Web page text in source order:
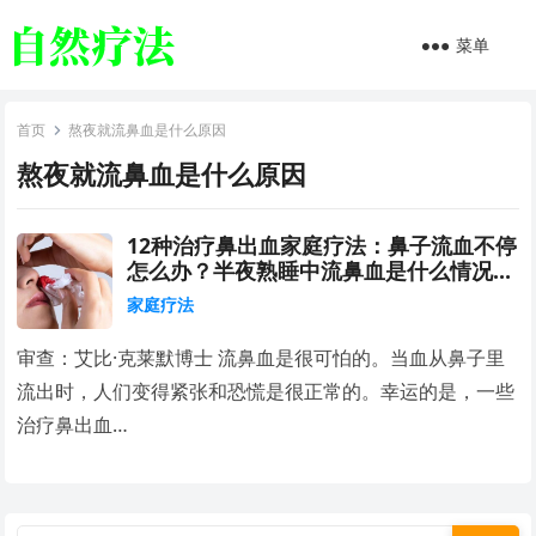
菜单
首页 熬夜就流鼻血是什么原因
熬夜就流鼻血是什么原因
12种治疗鼻出血家庭疗法：鼻子流血不停
怎么办？半夜熟睡中流鼻血是什么情况？
鼻腔黏膜易出血怎么办
家庭疗法
审查：艾比·克莱默博士 流鼻血是很可怕的。当血从鼻子里
流出时，人们变得紧张和恐慌是很正常的。幸运的是，一些
治疗鼻出血…